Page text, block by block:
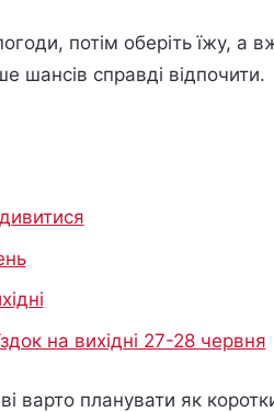
потім оберіть їжу, а
шансів справді відпочити.
на вихідні 27-28 червня
варто планувати як